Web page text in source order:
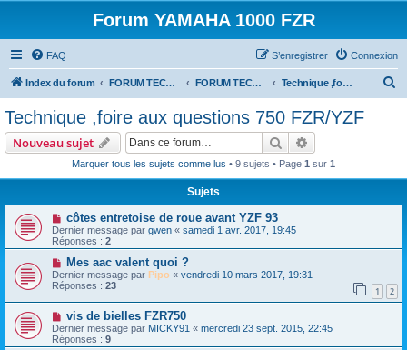
Forum YAMAHA 1000 FZR
FAQ Connexion
S’enregistrer
Index du forum FORUM TECHNIQUE 600 FZR et 750 YZF FORUM TECHNIQUE 750 FZR/YZF Technique ,foire aux questions 750 FZR/YZF
Technique ,foire aux questions 750 FZR/YZF
Nouveau sujet Rechercher
Marquer tous les sujets comme lus • 9 sujets • Page 1 sur 1
Sujets
côtes entretoise de roue avant YZF 93
Dernier message par gwen « samedi 1 avr. 2017, 19:45
Réponses : 2
Mes aac valent quoi ?
Dernier message par Pipo « vendredi 10 mars 2017, 19:31
Réponses : 23 1 2
vis de bielles FZR750
Dernier message par MICKY91 « mercredi 23 sept. 2015, 22:45
Réponses : 9